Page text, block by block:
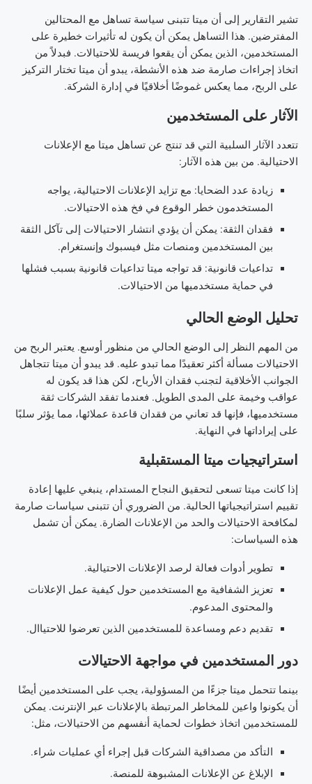
تشير التقارير إلى أن ميتا تتبنى سياسة تساهل مع المحتالين
المفترضين. هذا التساهل يمكن أن يكون له تأثيرات خطيرة على
المستخدمين، الذين يمكن أن يقعوا فريسة للاحتيالات. فبدلاً من
اتخاذ إجراءات صارمة ضد هذه الأنشطة، يبدو أن ميتا تختار التركيز
على الربح، مما يعكس غموضًا أخلاقيًا في إدارة الشركة.
الآثار على المستخدمين
تتعدد الآثار السلبية التي قد تنتج عن تساهل ميتا مع الإعلانات
الاحتيالية. من بين هذه الآثار:
زيادة عدد الضحايا: مع تزايد الإعلانات الاحتيالية، يواجه
المستخدمون خطر الوقوع في فخ هذه الاحتيالات.
فقدان الثقة: يمكن أن يؤدي انتشار الاحتيالات إلى تآكل الثقة
بين المستخدمين ومنصات مثل فيسبوك وإنستغرام.
تداعيات قانونية: قد تواجه ميتا تداعيات قانونية بسبب فشلها
في حماية مستخدميها من الاحتيالات.
تحليل الوضع الحالي
من المهم النظر إلى الوضع الحالي من منظور أوسع. يعتبر الربح من
الاحتيالات مسألة أكثر تعقيدًا مما تبدو عليه. قد يبدو أن ميتا تتجاهل
الجوانب الأخلاقية لتجنب فقدان الأرباح، لكن هذا قد يكون له
عواقب وخيمة على المدى الطويل. فعندما تفقد الشركات ثقة
مستخدميها، فإنها قد تعاني من فقدان قاعدة عملائها، مما يؤثر سلبًا
على إيراداتها في النهاية.
استراتيجيات ميتا المستقبلية
إذا كانت ميتا تسعى لتحقيق النجاح المستدام، ينبغي عليها إعادة
تقييم استراتيجياتها الحالية. من الضروري أن تتبنى سياسات صارمة
لمكافحة الاحتيالات والحد من الإعلانات الضارة. يمكن أن تشمل
هذه السياسات:
تطوير أدوات فعالة لرصد الإعلانات الاحتيالية.
تعزيز الشفافية مع المستخدمين حول كيفية عمل الإعلانات
والمحتوى المدعوم.
تقديم دعم ومساعدة للمستخدمين الذين تعرضوا للاحتياال.
دور المستخدمين في مواجهة الاحتيالات
بينما تتحمل ميتا جزءًا من المسؤولية، يجب على المستخدمين أيضًا
أن يكونوا واعين للمخاطر المرتبطة بالإعلانات عبر الإنترنت. يمكن
للمستخدمين اتخاذ خطوات لحماية أنفسهم من الاحتيالات، مثل:
التأكد من مصداقية الشركات قبل إجراء أي عمليات شراء.
الإبلاغ عن الإعلانات المشبوهة للمنصة.